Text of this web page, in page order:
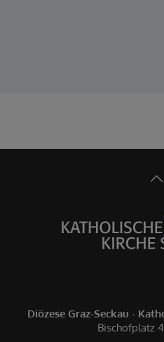
Diözese Graz-Seckau -
Bischofplatz